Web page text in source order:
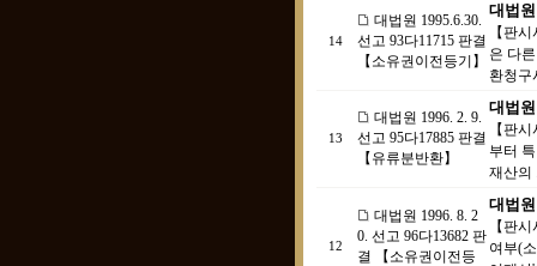
14
대법원 1995.6.30.
선고 93다11715 판결
【소유권이전등기】
대법
【판
은 다
환청구
13
대법원 1996. 2. 9.
선고 95다17885 판결
【유류분반환】
대법
【판
부터
재산의
12
대법원 1996. 8. 2
0. 선고 96다13682 판
결 【소유권이전등
대법
【판
여부(